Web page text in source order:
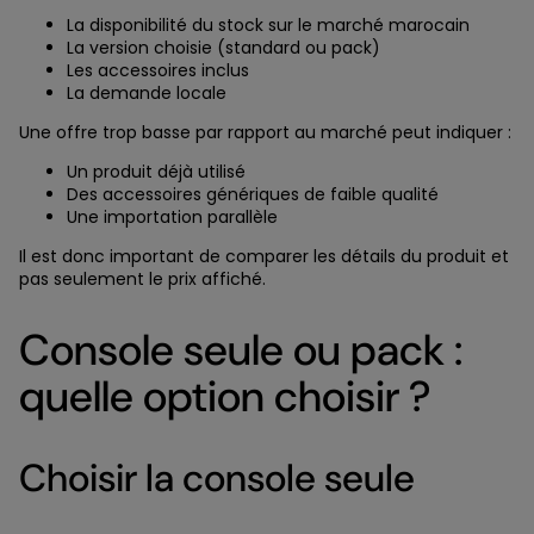
La disponibilité du stock sur le marché marocain
La version choisie (standard ou pack)
Les accessoires inclus
La demande locale
Une offre trop basse par rapport au marché peut indiquer :
Un produit déjà utilisé
Des accessoires génériques de faible qualité
Une importation parallèle
Il est donc important de comparer les détails du produit et
pas seulement le prix affiché.
Console seule ou pack :
quelle option choisir ?
Choisir la console seule